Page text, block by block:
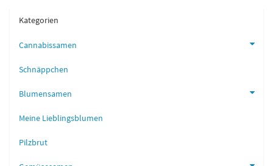
Kategorien
Cannabissamen
Schnäppchen
Blumensamen
Meine Lieblingsblumen
Pilzbrut